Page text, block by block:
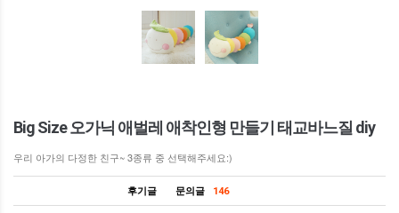
Big Size 오가닉 애벌레 애착인형 만들기 태교바느질 diy
우리 아가의 다정한 친구~ 3종류 중 선택해주세요:)
후기글 문의글 146